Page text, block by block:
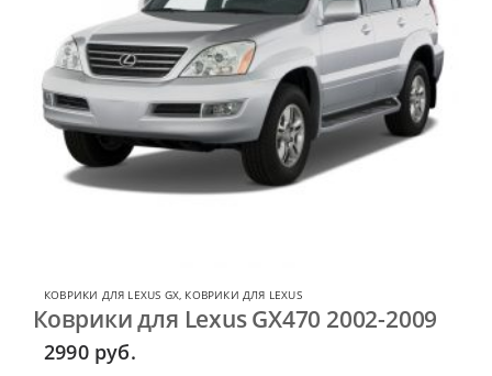
КОВРИКИ ДЛЯ LEXUS GX КОВРИКИ ДЛЯ LEXUS
Коврики для Lexus GX470 2002-2009
2990 руб.